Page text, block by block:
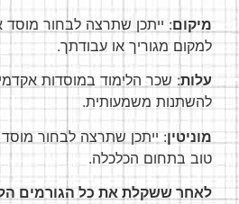
מיקום: ייתכן שתרצה לבחור
למקום מגוריך או עבודתך.
עלות: שכר הלימוד במוסדות
להשתנות משמעותית.
מוניטין: ייתכן שתרצה לבחור מוסד
טוב בתחום הכלכלה.
לאחר ששקלת את כל הגורמים